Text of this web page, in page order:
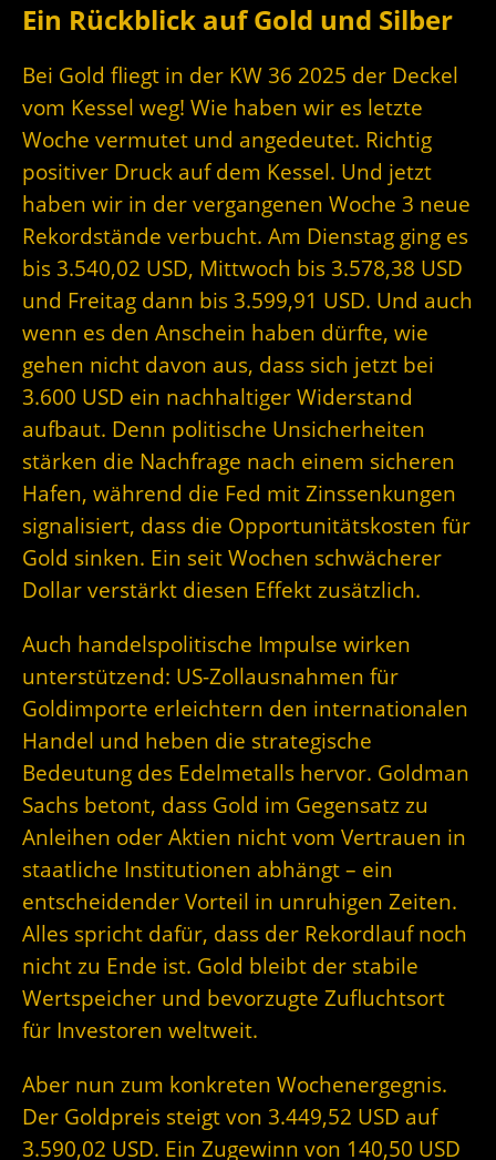
Ein Rückblick auf Gold und Silber
Bei Gold fliegt in der KW 36 2025 der Deckel
vom Kessel weg! Wie haben wir es letzte
Woche vermutet und angedeutet. Richtig
positiver Druck auf dem Kessel. Und jetzt
haben wir in der vergangenen Woche 3 neue
Rekordstände verbucht. Am Dienstag ging es
bis 3.540,02 USD, Mittwoch bis 3.578,38 USD
und Freitag dann bis 3.599,91 USD. Und auch
wenn es den Anschein haben dürfte, wie
gehen nicht davon aus, dass sich jetzt bei
3.600 USD ein nachhaltiger Widerstand
aufbaut. Denn politische Unsicherheiten
stärken die Nachfrage nach einem sicheren
Hafen, während die Fed mit Zinssenkungen
signalisiert, dass die Opportunitätskosten für
Gold sinken. Ein seit Wochen schwächerer
Dollar verstärkt diesen Effekt zusätzlich.
Auch handelspolitische Impulse wirken
unterstützend: US-Zollausnahmen für
Goldimporte erleichtern den internationalen
Handel und heben die strategische
Bedeutung des Edelmetalls hervor. Goldman
Sachs betont, dass Gold im Gegensatz zu
Anleihen oder Aktien nicht vom Vertrauen in
staatliche Institutionen abhängt – ein
entscheidender Vorteil in unruhigen Zeiten.
Alles spricht dafür, dass der Rekordlauf noch
nicht zu Ende ist. Gold bleibt der stabile
Wertspeicher und bevorzugte Zufluchtsort
für Investoren weltweit.
Aber nun zum konkreten Wochenergegnis.
Der Goldpreis steigt von 3.449,52 USD auf
3.590,02 USD. Ein Zugewinn von 140,50 USD